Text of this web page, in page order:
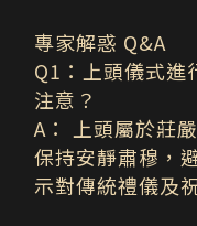
專家解惑 Q&A
Q1 ：上頭儀式
注意？
A ：
上頭屬於莊
保持安靜肅穆，
示對傳統禮儀及